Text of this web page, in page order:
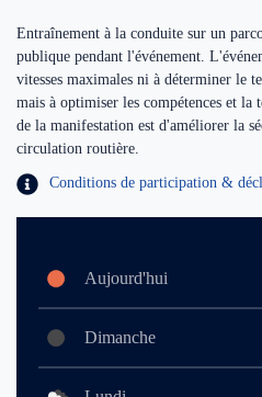
Entraînement à la conduite sur un
publique pendant l'événement.
vitesses maximales ni à déterminer le
mais à optimiser les compétences et
de la manifestation est d'améliorer la
circulation routière.
Conditions de participation &
Aujourd'hui
Dimanche